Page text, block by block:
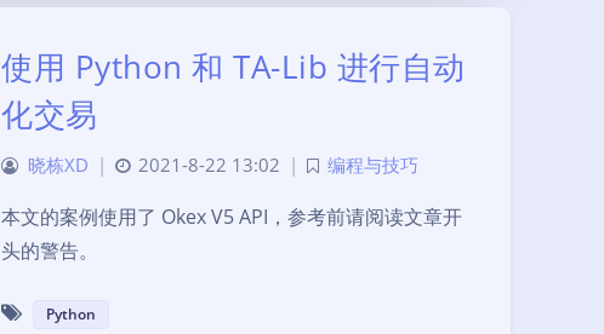
使用 Python 和 TA-Lib 进行自动
化交易
晓栋XD | 2021-8-22 13:02 | 编程与技巧
本文的案例使用了 Okex V5 API，参考前请阅读文章开
头的警告。
Python